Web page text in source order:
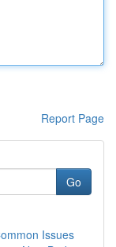
Report Page
Go
Issues